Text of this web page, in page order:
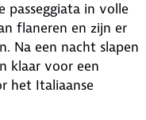
passeggiata in volle
flaneren en zijn er
Na een nacht slapen
klaar voor een
het Italiaanse